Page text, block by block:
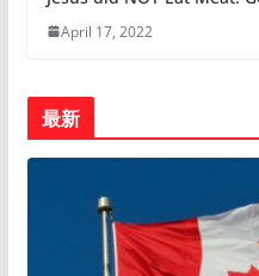
April 17, 2022
最新